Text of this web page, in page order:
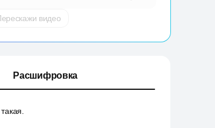
видео
Расшифровка